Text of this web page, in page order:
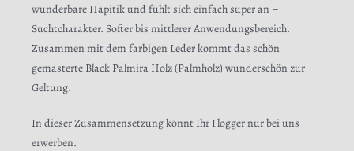
wunderbare Hapitik und fühlt sich einfach super an –
Suchtcharakter. Softer bis mittlerer Anwendungsbereich.
Zusammen mit dem farbigen Leder kommt das schön
gemasterte Black Palmira Holz (Palmholz) wunderschön zur
Geltung.
In dieser Zusammensetzung könnt Ihr Flogger nur bei uns
erwerben.